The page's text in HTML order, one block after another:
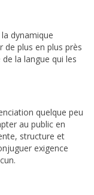
dynamique
de plus en plus près
la langue qui les
quelque peu
au public en
structure et
exigence